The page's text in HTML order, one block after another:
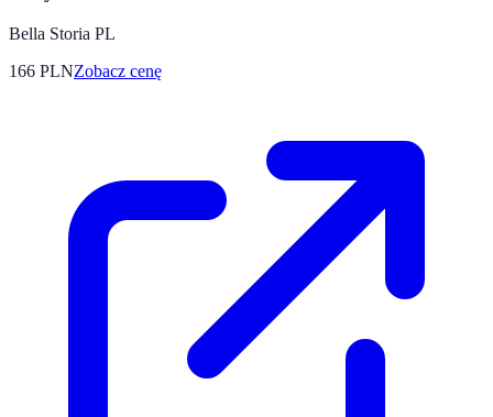
Bella Storia PL
166 PLNZobacz cenę